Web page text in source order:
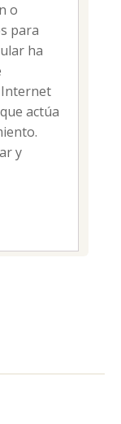
o
para
ha
Internet
actúa
y